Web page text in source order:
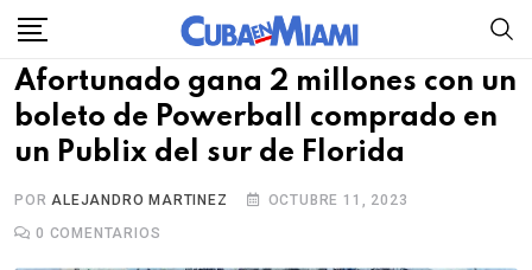
Skip
content
Afortunado gana 2 millones con un
boleto de Powerball comprado en
un Publix del sur de Florida
PORALEJANDRO MARTINEZ
OCTUBRE 11, 2023
0 COMENTARIOS